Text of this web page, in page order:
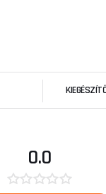
0.0